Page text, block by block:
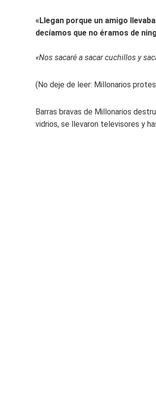
«Llegan porque un amigo
decíamos que no éramos de
«Nos sacaré a sacar cuchillos y
(No deje de leer: Millonarios
Barras bravas de Millonarios
vidrios, se llevaron televisores y